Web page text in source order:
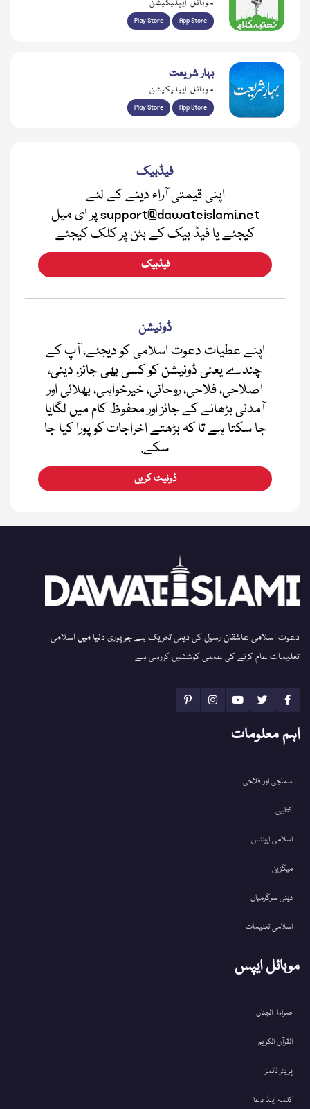
موبائل ایپلیکیشن
Play Store App Store
بہار شریعت
موبائل ایپلیکیشن
Play Store App Store
فیڈبیک
اپنی قیمتی آراء دینے کے لئے
support@dawateislami.net پر ای میل
کیجئے یا فیڈ بیک کے بٹن پر کلک کیجئے
فیڈبیک
ڈونیشن
اپنے عطیات دعوت اسلامی کو دیجئے، آپ کے
چندے یعنی ڈونیشن کو کسی بھی جائز، دینی،
اصلاحی، فلاحی، روحانی، خیرخواہی، بھلائی اور
آمدنی بڑھانے کے جائز اور محفوظ کام میں لگایا
جا سکتا ہے تا کہ بڑھتے اخراجات کو پورا کیا جا
سکے.
ڈونیٹ کریں
دعوت اسلامی عاشقان رسول کی دینی تحریک ہے جو پوری دنیا میں اسلامی
تعلیمات عام کرنے کی عملی کوششیں کررہی ہے
اہم معلومات
سماجی اور فلاحی
کتابیں
اسلامی ایونٹس
میگزین
دینی سرگرمیاں
اسلامی تعلیمات
موبائل ایپس
صراط الجنان
القرآن الکریم
پریئر ٹائمز
کلمہ اینڈ دعا